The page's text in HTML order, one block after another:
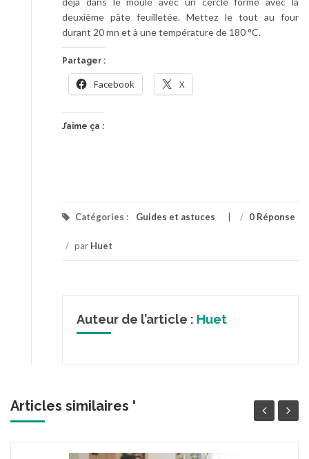
deuxième pâte feuilletée. Mettez le tout au four
durant 20 mn et à une température de 180 °C.
Partager :
Facebook X
J’aime ça :
Catégories : Guides et astuces / 0 Réponse
/ par Huet
Auteur de l’article : Huet
Articles similaires '